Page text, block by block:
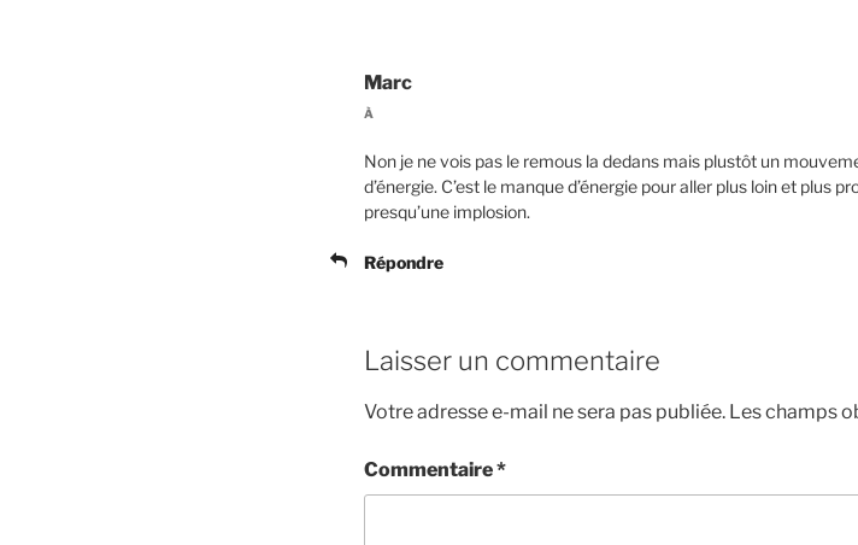
Marc
À
Non je ne vois pas le remous la dedans mais plustôt un
d’énergie. C’est le manque d’énergie pour aller plus loin et plus
presqu’une implosion.
Répondre
Laisser un commentaire
Votre adresse e-mail ne sera pas publiée. Les champs
Commentaire*